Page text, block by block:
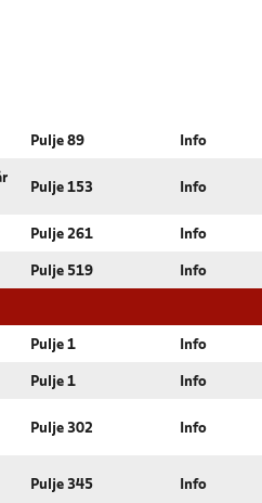
Pulje 89 Info
Pulje 153 Info
Pulje 261 Info
Pulje 519 Info
Pulje 1 Info
Pulje 1 Info
Pulje 302 Info
Pulje 345 Info